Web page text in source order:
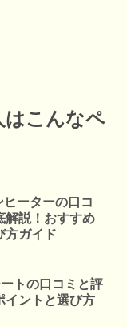
はこんなペ
ーターの口コ
解説！おすすめ
方ガイド
トの口コミと評
イントと選び方